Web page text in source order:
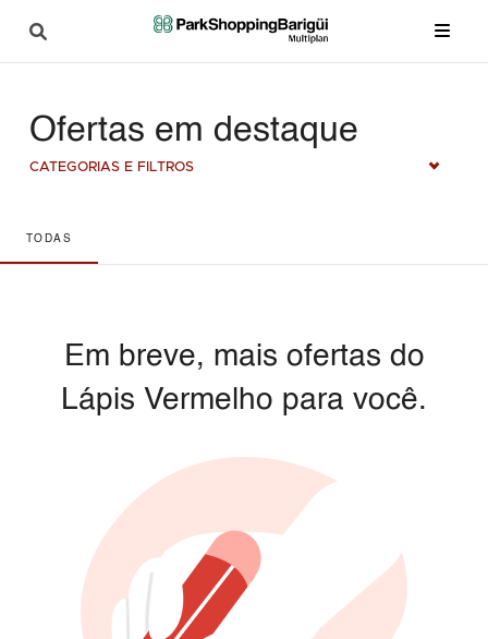
Ofertas em destaque
CATEGORIAS E FILTROS
TODAS
Em breve, mais ofertas do
Lápis Vermelho para você.